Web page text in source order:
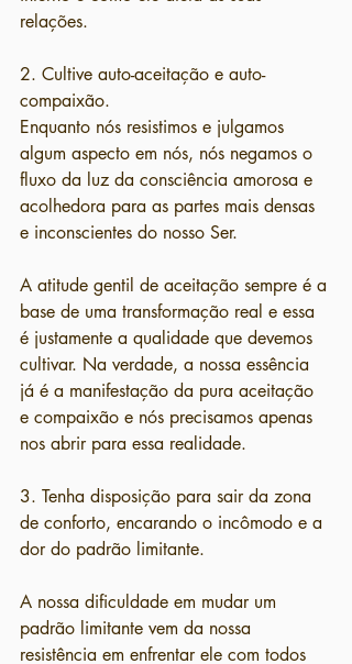
relações.
2. Cultive auto-aceitação e auto-
compaixão.
Enquanto nós resistimos e julgamos
algum aspecto em nós, nós negamos o
fluxo da luz da consciência amorosa e
acolhedora para as partes mais densas
e inconscientes do nosso Ser.
A atitude gentil de aceitação sempre é a
base de uma transformação real e essa
é justamente a qualidade que devemos
cultivar. Na verdade, a nossa essência
já é a manifestação da pura aceitação
e compaixão e nós precisamos apenas
nos abrir para essa realidade.
3. Tenha disposição para sair da zona
de conforto, encarando o incômodo e a
dor do padrão limitante.
A nossa dificuldade em mudar um
padrão limitante vem da nossa
resistência em enfrentar ele com todos